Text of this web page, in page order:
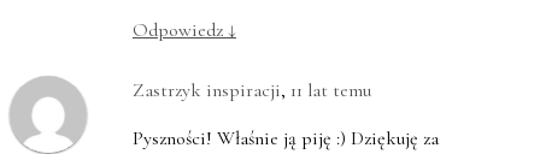
Odpowiedz ↓
Zastrzyk inspiracji, 11 lat temu
Pyszności! Właśnie ją piję :) Dziękuję za